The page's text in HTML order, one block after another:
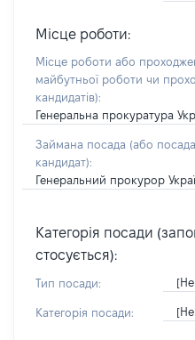
Місце роботи:
Місце роботи або
майбутньої роботи чи
кандидатів):
Генеральна прокуратура
Займана посада (або
кандидат):
Генеральний прокурор
Категорія посади
стосується):
Тип посади: [Не
Категорія посади: [Не